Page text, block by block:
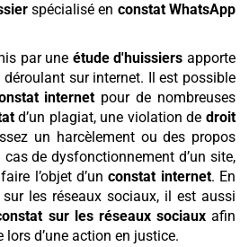
spécialisé en constat WhatsApp
par une étude d'huissiers apporte
sur internet. Il est possible
internet pour de nombreuses
d’un plagiat, une violation dedroit
un harcèlement ou des propos
de dysfonctionnement d’un site,
l’objet d’unconstat internet. En
les réseaux sociaux, il est aussi
sur les réseaux sociauxafin
lors d’une action en justice.